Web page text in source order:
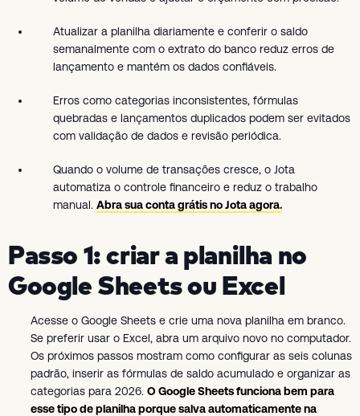
Atualizar a planilha diariamente e conferir o saldo
semanalmente com o extrato do banco reduz erros de
lançamento e mantém os dados confiáveis.
Erros como categorias inconsistentes, fórmulas
quebradas e lançamentos duplicados podem ser evitados
com validação de dados e revisão periódica.
Quando o volume de transações cresce, o Jota
automatiza o controle financeiro e reduz o trabalho
manual. Abra sua conta grátis no Jota agora.
Passo 1: criar a planilha no
Google Sheets ou Excel
Acesse o Google Sheets e crie uma nova planilha em branco.
Se preferir usar o Excel, abra um arquivo novo no computador.
Os próximos passos mostram como configurar as seis colunas
padrão, inserir as fórmulas de saldo acumulado e organizar as
categorias para 2026. O Google Sheets funciona bem para
esse tipo de planilha porque salva automaticamente na